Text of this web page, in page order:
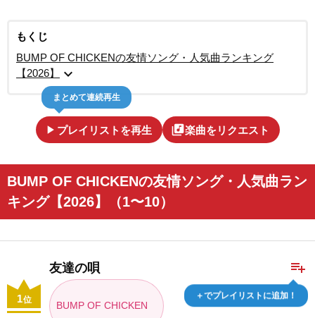
もくじ
BUMP OF CHICKENの友情ソング・人気曲ランキング
【2026】
expand_more
play_arrow プレイリストを再生
まとめて連続再生
library_music楽曲をリクエスト
BUMP OF CHICKENの友情ソング・人気曲ラン
キング【2026】（1〜10）
playlist_add
＋でプレイリストに追加！
友達の唄
BUMP OF CHICKEN
1位